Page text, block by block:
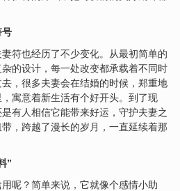
号
符也经历了不少变化。从最初简单的
的设计，每一处改变都承载着不同时
，很多夫妻会在结婚的时候，郑重地
寓意着新生活有个好开头。到了现
有人相信它能带来好运，守护夫妻之
，跨越了漫长的岁月，一直延续着那
”
呢？简单来说，它就像个感情小助